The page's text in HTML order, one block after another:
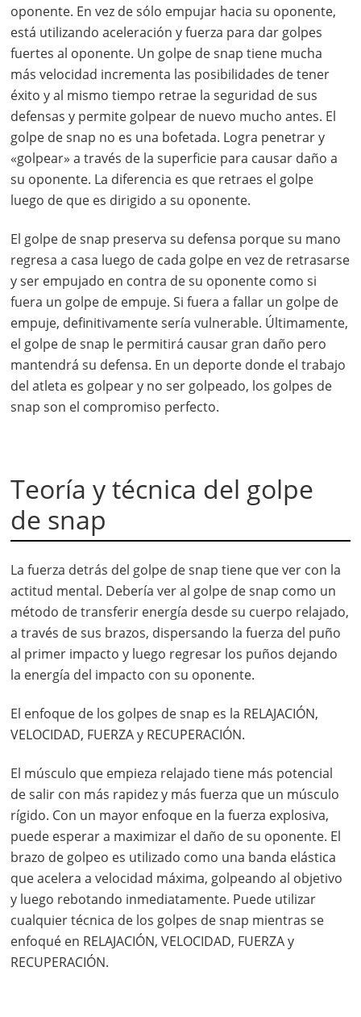
oponente. En vez de sólo empujar hacia su oponente,
está utilizando aceleración y fuerza para dar golpes
fuertes al oponente. Un golpe de snap tiene mucha
más velocidad incrementa las posibilidades de tener
éxito y al mismo tiempo retrae la seguridad de sus
defensas y permite golpear de nuevo mucho antes. El
golpe de snap no es una bofetada. Logra penetrar y
«golpear» a través de la superficie para causar daño a
su oponente. La diferencia es que retraes el golpe
luego de que es dirigido a su oponente.
El golpe de snap preserva su defensa porque su mano
regresa a casa luego de cada golpe en vez de retrasarse
y ser empujado en contra de su oponente como si
fuera un golpe de empuje. Si fuera a fallar un golpe de
empuje, definitivamente sería vulnerable. Últimamente,
el golpe de snap le permitirá causar gran daño pero
mantendrá su defensa. En un deporte donde el trabajo
del atleta es golpear y no ser golpeado, los golpes de
snap son el compromiso perfecto.
Teoría y técnica del golpe
de snap
La fuerza detrás del golpe de snap tiene que ver con la
actitud mental. Debería ver al golpe de snap como un
método de transferir energía desde su cuerpo relajado,
a través de sus brazos, dispersando la fuerza del puño
al primer impacto y luego regresar los puños dejando
la energía del impacto con su oponente.
El enfoque de los golpes de snap es la RELAJACIÓN,
VELOCIDAD, FUERZA y RECUPERACIÓN.
El músculo que empieza relajado tiene más potencial
de salir con más rapidez y más fuerza que un músculo
rígido. Con un mayor enfoque en la fuerza explosiva,
puede esperar a maximizar el daño de su oponente. El
brazo de golpeo es utilizado como una banda elástica
que acelera a velocidad máxima, golpeando al objetivo
y luego rebotando inmediatamente. Puede utilizar
cualquier técnica de los golpes de snap mientras se
enfoqué en RELAJACIÓN, VELOCIDAD, FUERZA y
RECUPERACIÓN.